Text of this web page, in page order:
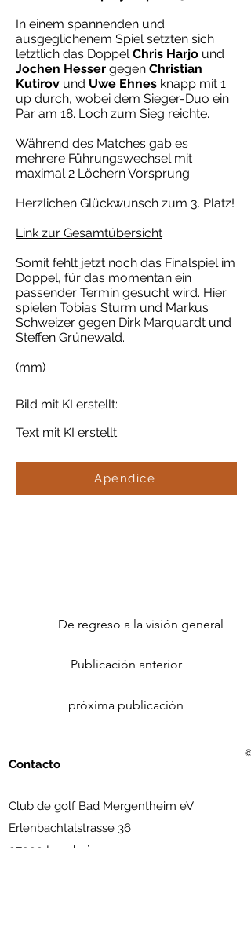
In einem spannenden und
ausgeglichenem Spiel setzten sich
letztlich das DoppelChris Harjo und
Jochen Hesser gegen Christian
Kutirov und Uwe Ehnes knapp mit 1
up durch, wobei dem Sieger-Duo ein
Par am 18. Loch zum Sieg reichte.
Während des Matches gab es
mehrere Führungswechsel mit
maximal 2 Löchern Vorsprung.
Herzlichen Glückwunsch zum 3. Platz!
Link zur Gesamtübersicht
Somit fehlt jetzt noch das Finalspiel im
Doppel, für das momentan ein
passender Termin gesucht wird. Hier
spielen Tobias Sturm und Markus
Schweizer gegen Dirk Marquardt und
Steffen Grünewald.
(mm)
Bild mit KI erstellt:
Text mit KI erstellt:
Apéndice
De regreso a la visión general
Publicación anterior
próxima publicación
Contacto
Club de golf Bad Mergentheim eV
Erlenbachtalstrasse 36
97999 Igersheim